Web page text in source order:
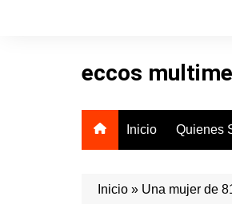
eccos
Inicio Quienes
Inicio » Una mujer de